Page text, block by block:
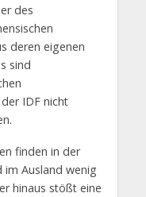
des
deren eigenen
sind
IDF nicht
finden in der
im Ausland wenig
hinaus stößt eine